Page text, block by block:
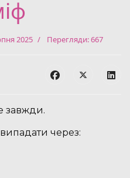
2025 Перегляди: 667
завжди.
через: